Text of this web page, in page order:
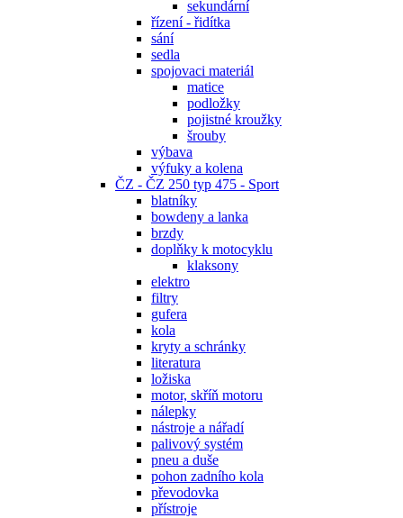
sekundární
řízení - řidítka
sání
sedla
spojovaci materiál
matice
podložky
pojistné kroužky
šrouby
výbava
výfuky a kolena
ČZ - ČZ 250 typ 475 - Sport
blatníky
bowdeny a lanka
brzdy
doplňky k motocyklu
klaksony
elektro
filtry
gufera
kola
kryty a schránky
literatura
ložiska
motor, skříň motoru
nálepky
nástroje a nářadí
palivový systém
pneu a duše
pohon zadního kola
převodovka
přístroje